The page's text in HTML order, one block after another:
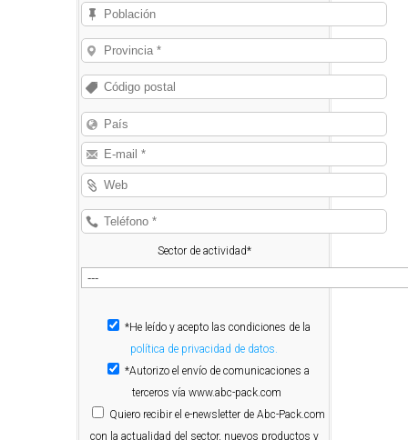
Sector de actividad*
*He leído y acepto las condiciones de la
política de privacidad de datos.
*Autorizo el envío de comunicaciones a
terceros vía www.abc-pack.com
Quiero recibir el e-newsletter de Abc-Pack.com
con la actualidad del sector, nuevos productos y